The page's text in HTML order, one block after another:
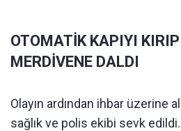
OTOMATİK KAPIYI KIRIP
MERDİVENE DALDI
Olayın ardından ihbar üzerine
sağlık ve polis ekibi sevk